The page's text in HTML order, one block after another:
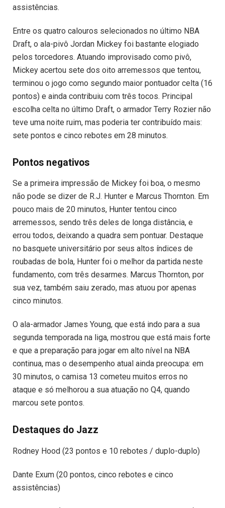
assistências.
Entre os quatro calouros selecionados no último NBA
Draft, o ala-pivô Jordan Mickey foi bastante elogiado
pelos torcedores. Atuando improvisado como pivô,
Mickey acertou sete dos oito arremessos que tentou,
terminou o jogo como segundo maior pontuador celta (16
pontos) e ainda contribuiu com três tocos. Principal
escolha celta no último Draft, o armador Terry Rozier não
teve uma noite ruim, mas poderia ter contribuído mais:
sete pontos e cinco rebotes em 28 minutos.
Pontos negativos
Se a primeira impressão de Mickey foi boa, o mesmo
não pode se dizer de R.J. Hunter e Marcus Thornton. Em
pouco mais de 20 minutos, Hunter tentou cinco
arremessos, sendo três deles de longa distância, e
errou todos, deixando a quadra sem pontuar. Destaque
no basquete universitário por seus altos índices de
roubadas de bola, Hunter foi o melhor da partida neste
fundamento, com três desarmes. Marcus Thornton, por
sua vez, também saiu zerado, mas atuou por apenas
cinco minutos.
O ala-armador James Young, que está indo para a sua
segunda temporada na liga, mostrou que está mais forte
e que a preparação para jogar em alto nível na NBA
continua, mas o desempenho atual ainda preocupa: em
30 minutos, o camisa 13 cometeu muitos erros no
ataque e só melhorou a sua atuação no Q4, quando
marcou sete pontos.
Destaques do Jazz
Rodney Hood (23 pontos e 10 rebotes / duplo-duplo)
Dante Exum (20 pontos, cinco rebotes e cinco
assistências)